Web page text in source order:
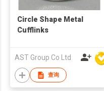
Circle Shape Metal
Cufflinks
AST Group Co Ltd
查询